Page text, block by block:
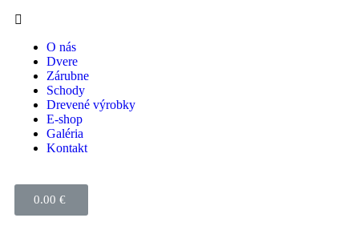
O nás
Dvere
Zárubne
Schody
Drevené výrobky
E-shop
Galéria
Kontakt
0.00 €